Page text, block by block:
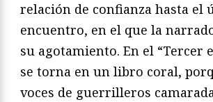
relación de confianza hasta el
encuentro, en el que la
su agotamiento. En el “Tercer
se torna en un libro coral,
voces de guerrilleros